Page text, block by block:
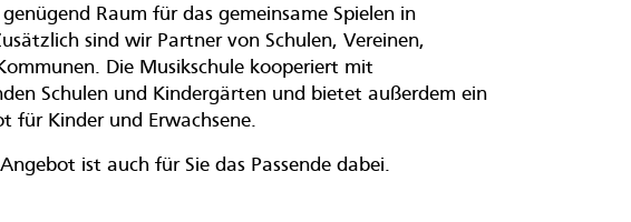
Raum für das gemeinsame Spielen in
sind wir Partner von Schulen, Vereinen,
Die Musikschule kooperiert mit
Schulen und Kindergärten und bietet außerdem ein
für Kinder und Erwachsene.
ist auch für Sie das Passende dabei.